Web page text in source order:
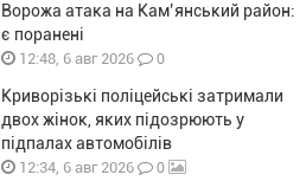
Ворожа атака на Кам’янський район:
є поранені
12:48, 6 авг 2026 0
Криворізькі поліцейські затримали
двох жінок, яких підозрюють у
підпалах автомобілів
12:34, 6 авг 2026 0